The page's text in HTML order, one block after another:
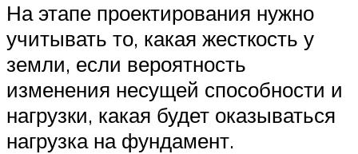
На этапе проектирования нужно
учитывать то, какая жесткость у
земли, если вероятность
изменения несущей способности и
нагрузки, какая будет оказываться
нагрузка на фундамент.